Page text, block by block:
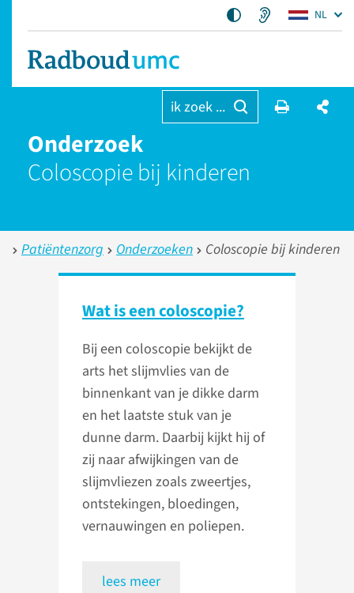
NL
ik zoek ...
Onderzoek
Coloscopie bij kinderen
Patiëntenzorg Onderzoeken Coloscopie bij kinderen
Wat is een coloscopie?
Bij een coloscopie bekijkt de
arts het slijmvlies van de
binnenkant van je dikke darm
en het laatste stuk van je
dunne darm. Daarbij kijkt hij of
zij naar afwijkingen van de
slijmvliezen zoals zweertjes,
ontstekingen, bloedingen,
vernauwingen en poliepen.
lees meer